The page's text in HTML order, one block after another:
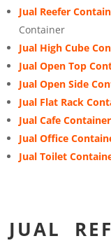
Jual Reefer
Container
Jual High Cube
Jual Open Top
Jual Open Side
Jual Flat Rack
Jual Cafe Container
Jual Office
Jual Toilet
JUAL